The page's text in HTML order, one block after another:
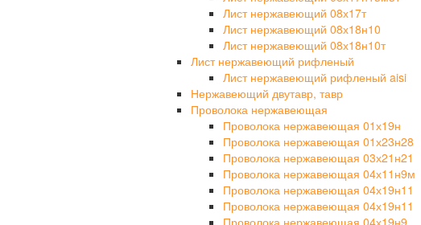
Лист нержавеющий 08х17т
Лист нержавеющий 08х18н10
Лист нержавеющий 08х18н10т
Лист нержавеющий рифленый
Лист нержавеющий рифленый aisi
Нержавеющий двутавр, тавр
Проволока нержавеющая
Проволока нержавеющая 01х19н
Проволока нержавеющая 01х23н28
Проволока нержавеющая 03х21н21
Проволока нержавеющая 04х11н9м
Проволока нержавеющая 04х19н11
Проволока нержавеющая 04х19н11
Проволока нержавеющая 04х19н9